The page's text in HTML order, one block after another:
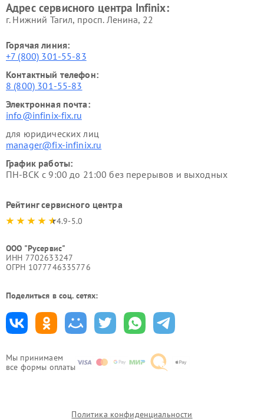
Мы принимаем
все формы оплаты
Адрес сервисного центра Infinix:
г. Нижний Тагил, просп. Ленина, 22
Горячая линия:
+7 (800) 301-55-83
Контактный телефон:
8 (800) 301-55-83
Электронная почта:
info@infinix-fix.ru
для юридических лиц
manager@fix-infinix.ru
График работы:
ПН-ВСК с 9:00 до 21:00 без перерывов и выходных
Рейтинг сервисного центра
4.9-5.0
ООО "Русервис"
ИНН 7702633247
ОГРН 1077746335776
Поделиться в соц. сетях:
Политика конфиденциальности